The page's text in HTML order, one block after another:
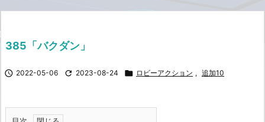

385「バクダン」
 2022-05-06  2023-08-24  ロビーアクション , 追加10